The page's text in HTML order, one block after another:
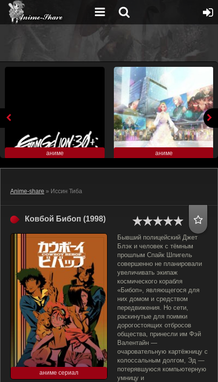
аниме аниме
Anime-share » Иссин Тиба
Ковбой Бибоп (1998)
аниме сериал
Бывший полицейский Джет
Блэк и человек с тёмным
прошлым Спайк Шпигель
совершенно не планировали
увеличивать экипаж
космического корабля
«Бибоп», являющегося для
них домом и средством
передвижения. Но сети,
раскинутые для поимки
дорогостоящих отбросов
общества, принесли им Фэй
Валентайн —
очаровательную картёжницу с
колоссальным долгом, Эд —
потерявшуюся компьютерную
умницу и